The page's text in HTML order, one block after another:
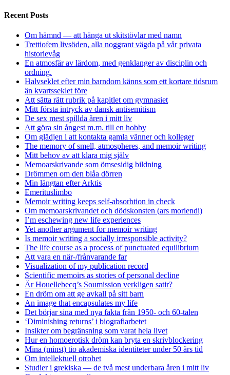
Recent Posts
Om hämnd — att hänga ut skitstövlar med namn
Trettiofem livsöden, alla noggrant vägda på vår privata
historievåg
En atmosfär av lärdom, med genklanger av disciplin och
ordning.
Halvseklet efter min barndom känns som ett kortare tidsrum
än kvartsseklet före
Att sätta rätt rubrik på kapitlet om gymnasiet
Mitt första intryck av dansk antisemitism
De sex mest spillda åren i mitt liv
Att göra sin ångest m.m. till en hobby
Om glädjen i att kontakta gamla vänner och kolleger
The memory of smell, atmospheres, and memoir writing
Mitt behov av att klara mig själv
Memoarskrivande som ömsesidig bildning
Drömmen om den blåa dörren
Min längtan efter Arktis
Emerituslimbo
Memoir writing keeps self-absorbtion in check
Om memoarskrivandet och dödskonsten (ars moriendi)
I’m eschewing new life experiences
Yet another argument for memoir writing
Is memoir writing a socially irresponsible activity?
The life course as a process of punctuated equilibrium
Att vara en när-/frånvarande far
Visualization of my publication record
Scientific memoirs as stories of personal decline
Är Houellebecq’s Soumission verkligen satir?
En dröm om att ge avkall på sitt barn
An image that encapsulates my life
Det börjar sina med nya fakta från 1950- och 60-talen
‘Diminishing returns’ i biografiarbetet
Insikter om begränsning som varat hela livet
Hur en homoerotisk dröm kan bryta en skrivblockering
Mina (minst) tio akademiska identiteter under 50 års tid
Om intellektuell otrohet
Studier i grekiska — de två mest underbara åren i mitt liv